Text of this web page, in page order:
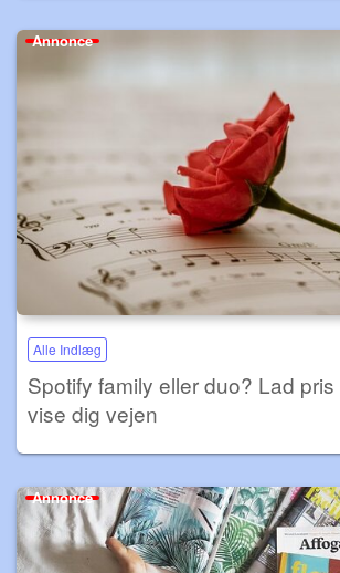
Annonce
Alle Indlæg
Spotify family eller duo? Lad
vise dig vejen
Annonce